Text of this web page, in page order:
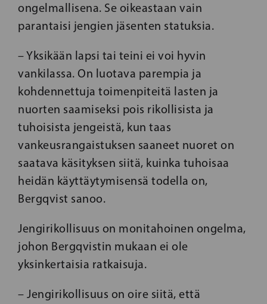
ongelmallisena. Se oikeastaan vain
parantaisi jengien jäsenten statuksia.
– Yksikään lapsi tai teini ei voi hyvin
vankilassa. On luotava parempia ja
kohdennettuja toimenpiteitä lasten ja
nuorten saamiseksi pois rikollisista ja
tuhoisista jengeistä, kun taas
vankeusrangaistuksen saaneet nuoret on
saatava käsityksen siitä, kuinka tuhoisaa
heidän käyttäytymisensä todella on,
Bergqvist sanoo.
Jengirikollisuus on monitahoinen ongelma,
johon Bergqvistin mukaan ei ole
yksinkertaisia ​​ratkaisuja.
– Jengirikollisuus on oire siitä, että